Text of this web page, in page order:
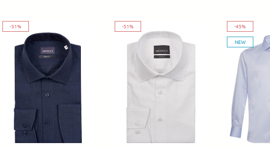
-31% -51% -45%
NEW